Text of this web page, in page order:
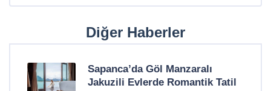
Diğer Haberler
Sapanca’da Göl Manzaralı
Jakuzili Evlerde Romantik Tatil